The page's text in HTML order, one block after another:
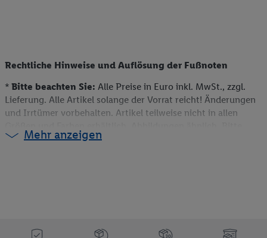
Rechtliche Hinweise und Auflösung der Fußnoten
* Bitte beachten Sie: Alle Preise in Euro inkl. MwSt., zzgl.
Lieferung. Alle Artikel solange der Vorrat reicht! Änderungen
und Irrtümer vorbehalten. Artikel teilweise nicht in allen
beachten Sie, dass wir nur Bestellungen von Kunden mit einer
Bedingungen der Coupons sind über den jeweiligen Link am
Mehr anzeigen